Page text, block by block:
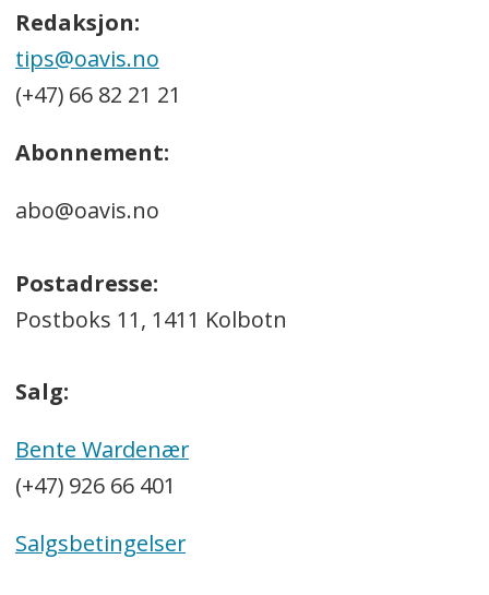
Redaksjon:
tips@oavis.no
(+47) 66 82 21 21
Abonnement:
abo@oavis.no
Postadresse:
Postboks 11, 1411 Kolbotn
Salg:
Bente Wardenær
(+47) 926 66 401
Salgsbetingelser